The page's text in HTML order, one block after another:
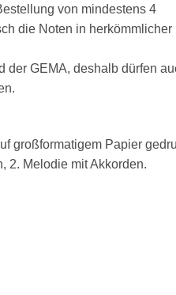
von mindestens 4
die Noten in herkömmlicher
der GEMA, deshalb dürfen
großformatigem Papier
2. Melodie mit Akkorden.